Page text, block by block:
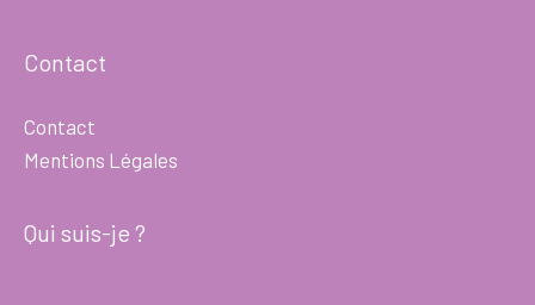
Contact
Contact
Mentions Légales
Qui suis-je ?